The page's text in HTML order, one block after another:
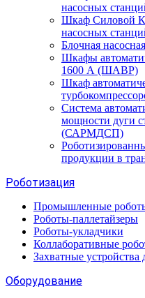
насосных
Шкаф Силовой
насосных
Блочная
Шкафы
1600 А (ШАВР)
Шкаф
Система
мощности дуги
(САРМДСП)
продукции в
Роботизация
Промышленные
Роботы-паллетайзеры
Роботы-укладчики
Коллаборативные
Захватные устройства
Оборудование